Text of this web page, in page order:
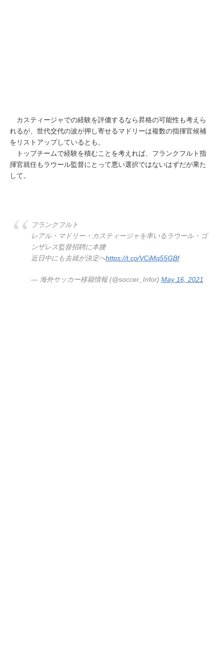
カスティージャでの経験を評価するなら昇格の可能性も考えら
れるが、世代交代の波が押し寄せるマドリーは複数の指揮官候補
をリストアップしているとも。
トップチームで経験を積むことを考えれば、フランクフルト指
揮官就任もラウール監督にとって悪い選択ではないはずだが果た
して。
フランクフルト
レアル・マドリー・カスティージャを率いるラウール・ゴ
ンザレス監督招聘に本腰
近日中にも去就が決定へhttps://t.co/VCiMq55GBf
— 海外サッカー移籍情報 (@soccer_Infor) May 16, 2021